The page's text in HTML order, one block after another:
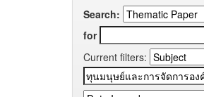
Search:
for
Current filters: